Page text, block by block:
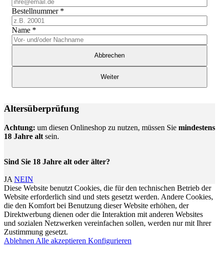
Bestellnummer *
Name *
Abbrechen
Weiter
Altersüberprüfung
Achtung: um diesen Onlineshop zu nutzen, müssen Sie mindestens
18 Jahre alt sein.
Sind Sie 18 Jahre alt oder älter?
JA NEIN
Diese Website benutzt Cookies, die für den technischen Betrieb der
Website erforderlich sind und stets gesetzt werden. Andere Cookies,
die den Komfort bei Benutzung dieser Website erhöhen, der
Direktwerbung dienen oder die Interaktion mit anderen Websites
und sozialen Netzwerken vereinfachen sollen, werden nur mit Ihrer
Zustimmung gesetzt.
Ablehnen Alle akzeptieren Konfigurieren